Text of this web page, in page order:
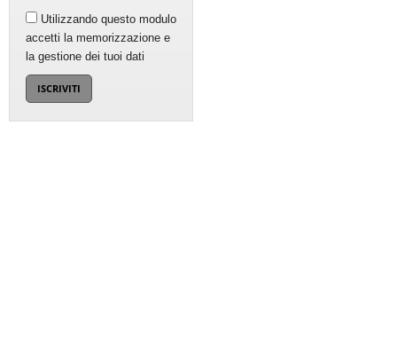
Utilizzando questo modulo
accetti la memorizzazione e
la gestione dei tuoi dati